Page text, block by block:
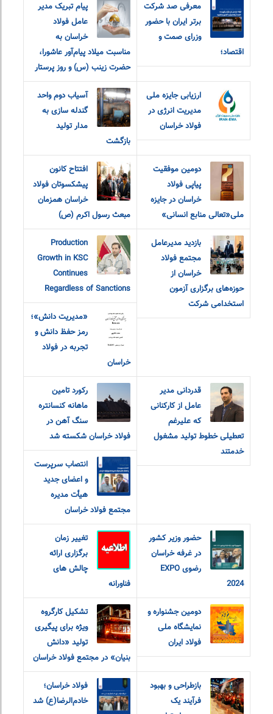
معرفی صد شرکت
برتر ایران با حضور
وزرای صمت و
اقتصاد؛
پیام تبریک مدیر
عامل فولاد
خراسان به
مناسبت میلاد پیام‌آور عاشورا،
حضرت زینب (س) و روز پرستار
ارزیابی جایزه ملی
مدیریت انرژی در
فولاد خراسان
آسیاب دوم واحد
گندله سازی به
مدار تولید
بازگشت
دومین موفقیت
پیاپی فولاد
خراسان در جایزه
ملی«تعالی منابع انسانی»
افتتاح کانون
پیشکسوتان فولاد
خراسان همزمان
مبعث رسول اکرم (ص)
بازدید مدیرعامل
مجتمع فولاد
خراسان از
حوزه‌های برگزاری آزمون
استخدامی شرکت
Production
Growth in KSC
Continues
Regardless of Sanctions
«مديريت دانش»؛
رمز حفظ دانش و
تجربه در فولاد
خراسان
قدردانی مدیر
عامل از کارکنانی
که علیرغم
تعطیلی خطوط تولید مشغول
خدمتند
رکورد تامین
ماهانه کنسانتره
سنگ آهن در
فولاد خراسان شکسته شد
انتصاب سرپرست
و اعضای جدید
هیأت مدیره
مجتمع فولاد خراسان
حضور وزیر کشور
در غرفه خراسان
رضوی EXPO
2024
تغییر زمان
برگزاری ارائه
چالش های
فناورانه
دومین جشنواره و
نمایشگاه ملی
فولاد ایران
تشکیل کارگروه
ویژه برای پیگیری
تولید «دانش
بنیان» در مجتمع فولاد خراسان
بازطراحی و بهبود
فرآیند یک
فولاد خراسان؛
خادم‌الرضا(ع) شد